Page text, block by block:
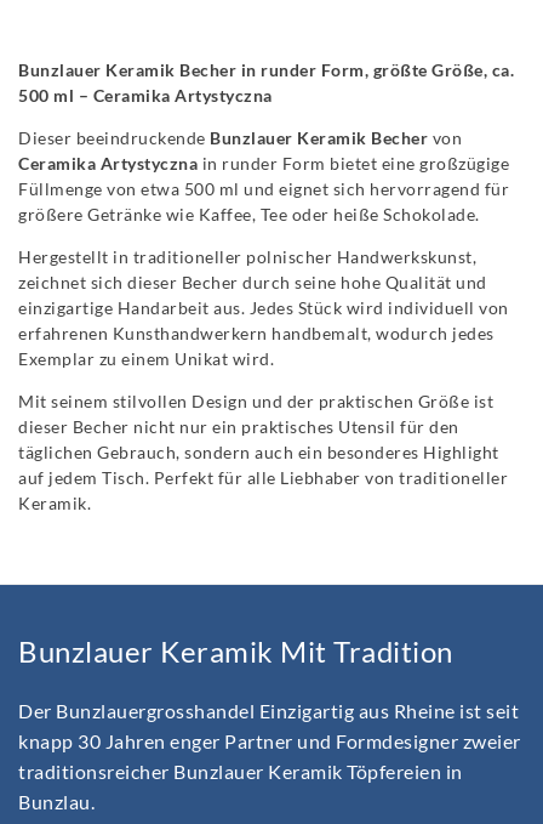
Bunzlauer Keramik Becher in runder Form, größte Größe, ca.
500 ml – Ceramika Artystyczna
Dieser beeindruckende Bunzlauer Keramik Becher von
Ceramika Artystyczna in runder Form bietet eine großzügige
Füllmenge von etwa 500 ml und eignet sich hervorragend für
größere Getränke wie Kaffee, Tee oder heiße Schokolade.
Hergestellt in traditioneller polnischer Handwerkskunst,
zeichnet sich dieser Becher durch seine hohe Qualität und
einzigartige Handarbeit aus. Jedes Stück wird individuell von
erfahrenen Kunsthandwerkern handbemalt, wodurch jedes
Exemplar zu einem Unikat wird.
Mit seinem stilvollen Design und der praktischen Größe ist
dieser Becher nicht nur ein praktisches Utensil für den
täglichen Gebrauch, sondern auch ein besonderes Highlight
auf jedem Tisch. Perfekt für alle Liebhaber von traditioneller
Keramik.
Bunzlauer Keramik Mit Tradition
Der Bunzlauergrosshandel Einzigartig aus Rheine ist seit
knapp 30 Jahren enger Partner und Formdesigner zweier
traditionsreicher Bunzlauer Keramik Töpfereien in
Bunzlau.